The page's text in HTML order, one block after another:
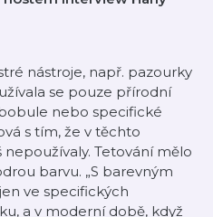
nástroje, např. pazourky
se pouze přírodní
nebo specifické
s tím, že v těchto
Tetování mělo
barvu. „S barevným
ve specifických
a v moderní době, když